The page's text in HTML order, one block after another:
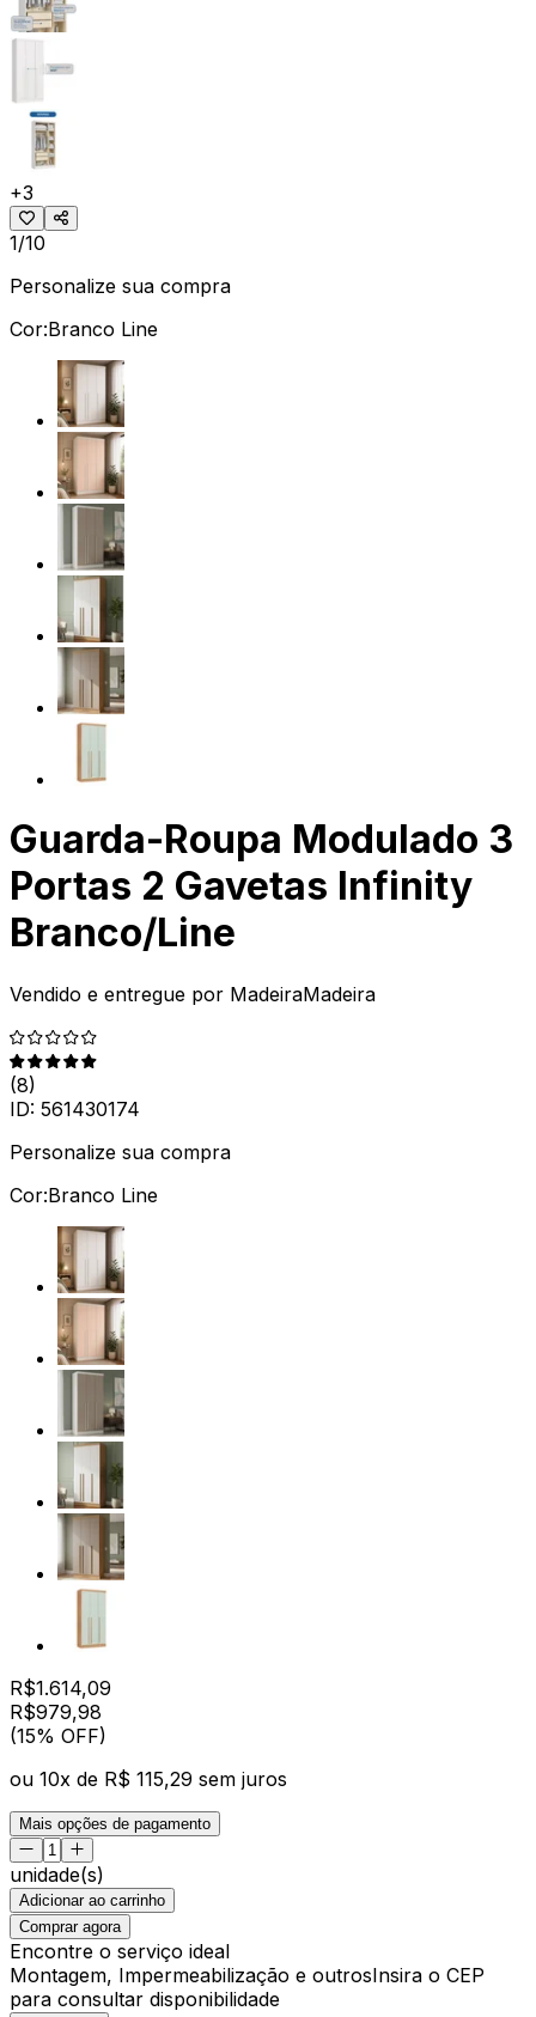
+3
1/10
Personalize sua compra
Cor:Branco Line
Guarda-Roupa Modulado 3
Portas 2 Gavetas Infinity
Branco/Line
Vendido e entregue por MadeiraMadeira
(8)
ID: 561430174
Personalize sua compra
Cor:Branco Line
R$1.614,09
R$979,98
(15% OFF)
ou 10x de R$ 115,29 sem juros
Mais opções de pagamento
unidade(s)
Adicionar ao carrinho
Comprar agora
Encontre o serviço ideal
Montagem, Impermeabilização e outrosInsira o CEP
para consultar disponibilidade